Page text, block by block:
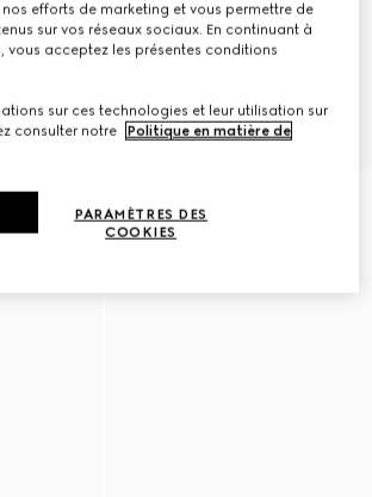
bande
Casquette en coton avec bande
Web
efforts de marketing et vous permettre de
sur vos réseaux sociaux. En continuant à
vous acceptez les présentes conditions
sur ces technologies et leur utilisation sur
consulter notre
Politique en matière de
PARAMÈTRES DES
COOKIES